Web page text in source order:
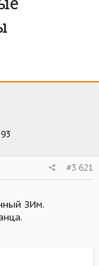
#3 621
ЗИм.